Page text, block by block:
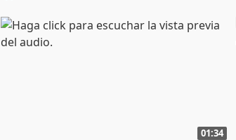
01:34